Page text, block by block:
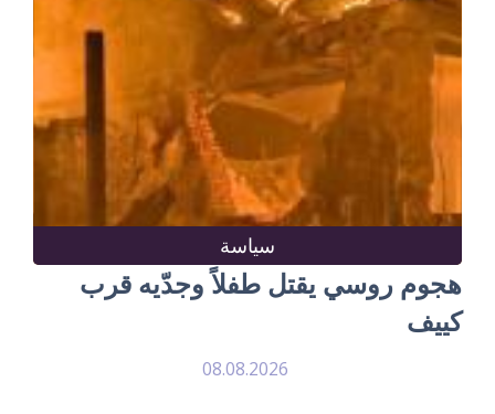
سياسة
هجوم روسي يقتل طفلاً وجدّيه قرب
كييف
08.08.2026